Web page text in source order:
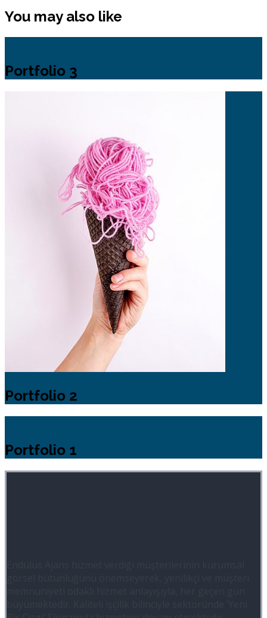
You may also like
Portfolio 3
Portfolio 2
Portfolio 1